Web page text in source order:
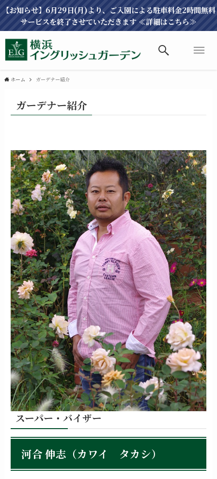
【お知らせ】6月29日(月)より、ご入園による駐車料金2時間無料
サービスを終了させていただきます ≪詳細はこちら≫
ホーム ガーデナー紹介
ガーデナー紹介
スーパー・バイザー
河合 伸志（カワイ タカシ）